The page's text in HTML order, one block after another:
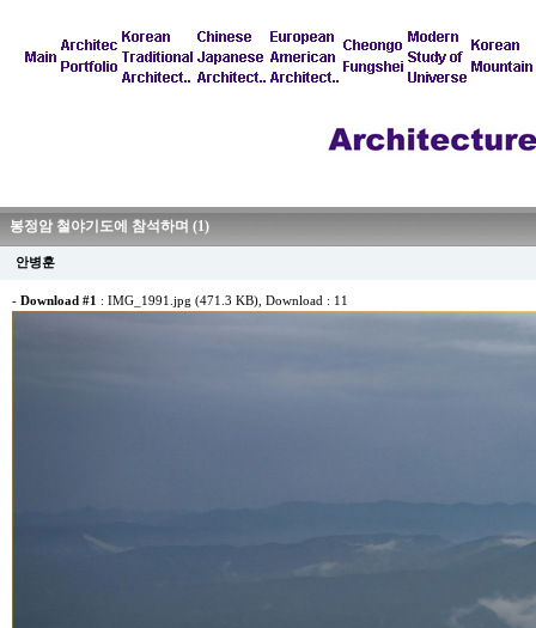
봉정암 철야기도에 참석하며 (1)
안병훈
- Download #1 : IMG_1991.jpg (471.3 KB) , Download : 11